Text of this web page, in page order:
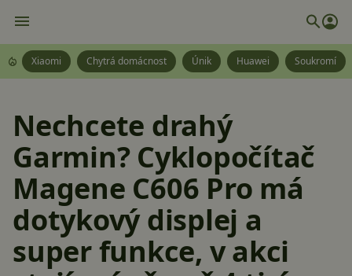
Xiaomi Chytrá domácnost Únik Huawei Soukromí
Nechcete drahý
Garmin? Cyklopočítač
Magene C606 Pro má
dotykový displej a
super funkce, v akci